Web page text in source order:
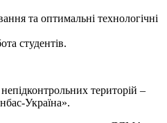
та оптимальні технологічні
студентів.
територій –
Україна».